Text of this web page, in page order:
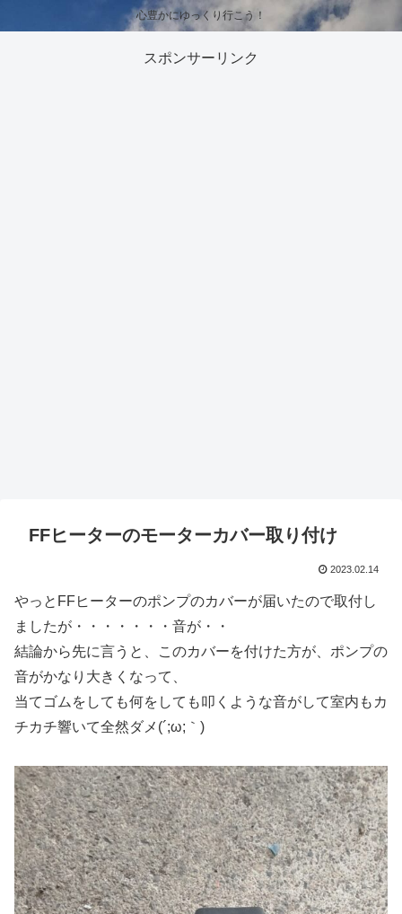
心豊かにゆっくり行こう！
スポンサーリンク
FFヒーターのモーターカバー取り付け
2023.02.14
やっとFFヒーターのポンプのカバーが届いたので取付し
ましたが・・・・・・・音が・・
結論から先に言うと、このカバーを付けた方が、ポンプの
音がかなり大きくなって、
当てゴムをしても何をしても叩くような音がして室内もカ
チカチ響いて全然ダメ(´;ω;｀)